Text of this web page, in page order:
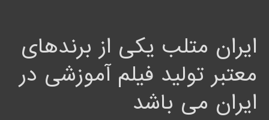
ایران متلب یکی از برندهای
معتبر تولید فیلم آموزشی در
ایران می باشد